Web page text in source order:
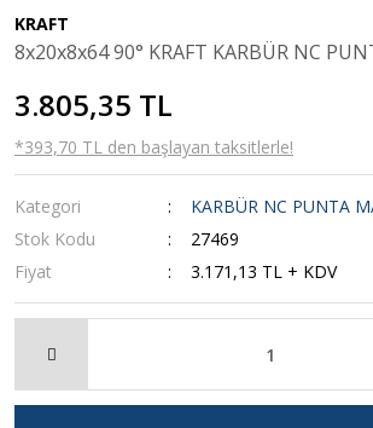
KRAFT
8x20x8x64 90° KRAFT KARBÜR NC
3.805,35 TL
*393,70 TL den başlayan taksitlerle!
Kategori
KARBÜR NC PUNTA
Stok Kodu
27469
Fiyat
3.171,13 TL + KDV